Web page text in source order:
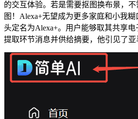
的交互体验。若是需要抠图换布景，
图！Alexa+无望成为更多家庭和小我
头定名为Alexa+。用户能够取其共享
提取环节消息并供给摘要，他引见了亚